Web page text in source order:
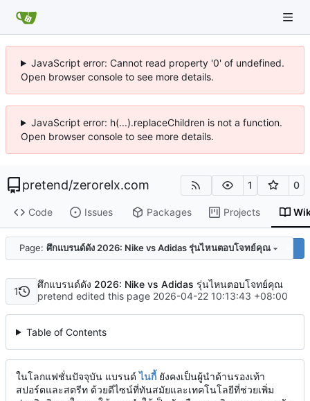
JavaScript error: Cannot read property '0' of undefined.
Open browser console to see more details.
JavaScript error: h(...).replaceChildren is not a function.
Open browser console to see more details.
pretend/zerorelx.com 1 0
Code Issues Packages Projects
Page: ศึกแบรนด์ดัง 2026: Nike vs Adidas รุ่นไหนตอบโจทย์คุณ
Code
1
ศึกแบรนด์ดัง 2026: Nike vs Adidas รุ่นไหนตอบโจทย์คุณ
pretend edited this page 2026-04-22 10:13:43 +08:00
Table of Contents
ในโลกแฟชั่นปัจจุบัน แบรนด์ไนกี้ ยังคงเป็นผู้นำด้านรองเท้า
สปอร์ตและสตรีท ด้วยดีไซน์ที่ทันสมัยและเทคโนโลยีที่ช่วยเพิ่ม